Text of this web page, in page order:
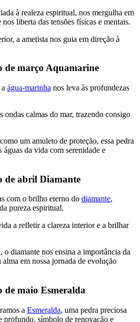
à realeza espiritual, nos mergulha em
liberta das tensões físicas e mentais.
a ametista nos guia em direção à
de março Aquamarine
água-marinha nos leva às profundezas
ondas calmas do mar, trazendo consigo
um amuleto de proteção, essa pedra
águas da vida com serenidade e
de abril Diamante
com o brilho eterno do diamante,
pureza espiritual.
a refletir a clareza interior e a brilhar
o diamante nos ensina a importância da
em nossa jornada de evolução
de maio Esmeralda
a Esmeralda, uma pedra preciosa
profundo, símbolo de renovação e